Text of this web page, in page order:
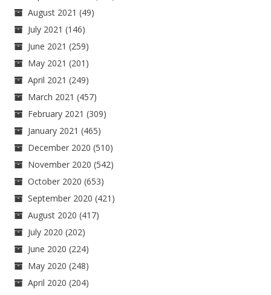
August 2021 (49)
July 2021 (146)
June 2021 (259)
May 2021 (201)
April 2021 (249)
March 2021 (457)
February 2021 (309)
January 2021 (465)
December 2020 (510)
November 2020 (542)
October 2020 (653)
September 2020 (421)
August 2020 (417)
July 2020 (202)
June 2020 (224)
May 2020 (248)
April 2020 (204)